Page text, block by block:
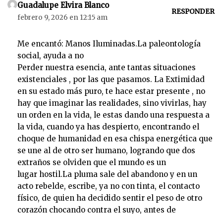
Guadalupe Elvira Blanco
febrero 9, 2026 en 12:15 am
RESPONDER
Me encantó: Manos Iluminadas.La paleontología
social, ayuda a no
Perder nuestra esencia, ante tantas situaciones
existenciales , por las que pasamos. La Extimidad
en su estado más puro, te hace estar presente , no
hay que imaginar las realidades, sino vivirlas, hay
un orden en la vida, le estas dando una respuesta a
la vida, cuando ya has despierto, encontrando el
choque de humanidad en esa chispa energética que
se une al de otro ser humano, logrando que dos
extraños se olviden que el mundo es un
lugar hostil.La pluma sale del abandono y en un
acto rebelde, escribe, ya no con tinta, el contacto
físico, de quien ha decidido sentir el peso de otro
corazón chocando contra el suyo, antes de